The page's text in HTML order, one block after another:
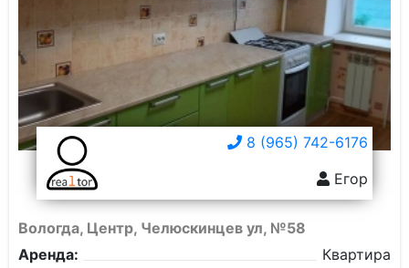
8 (965) 742-6176
Егор
Вологда, Центр, Челюскинцев ул, №58
Аренда:
Квартира